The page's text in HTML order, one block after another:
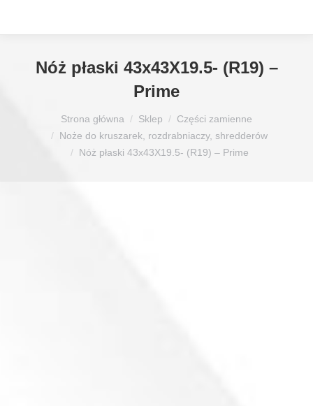
Nóż płaski 43x43X19.5- (R19) –
Prime
Strona główna Sklep
Części zamienne
Noże do kruszarek, rozdrabniaczy, shredderów
Nóż płaski 43x43X19.5- (R19) – Prime